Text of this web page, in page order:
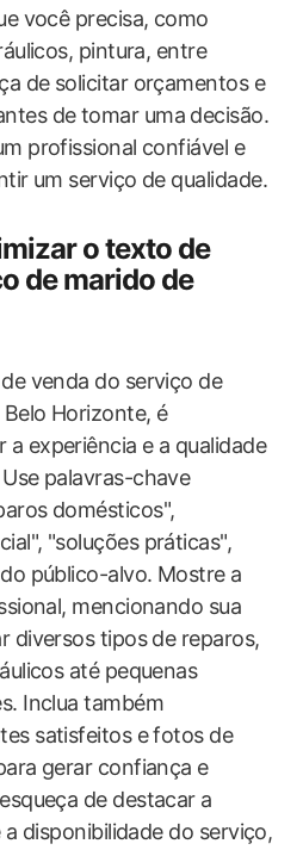
você precisa, como
pintura, entre
de solicitar orçamentos e
de tomar uma decisão.
profissional confiável e
um serviço de qualidade.
o texto de
de marido de
venda do serviço de
Horizonte, é
experiência e a qualidade
palavras-chave
domésticos",
"soluções práticas",
público-alvo. Mostre a
mencionando sua
diversos tipos de reparos,
até pequenas
Inclua também
satisfeitos e fotos de
gerar confiança e
de destacar a
disponibilidade do serviço,